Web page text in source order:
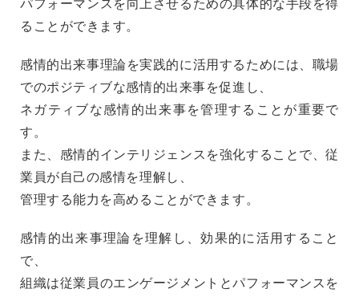
パフォーマンスを向上させるための具体的な手段を得
ることができます。
感情的出来事理論を実践的に活用するためには、職場
でのポジティブな感情的出来事を促進し、
ネガティブな感情的出来事を管理することが重要で
す。
また、感情的インテリジェンスを強化することで、従
業員が自己の感情を理解し、
管理する能力を高めることができます。
感情的出来事理論を理解し、効果的に活用すること
で、
組織は従業員のエンゲージメントとパフォーマンスを